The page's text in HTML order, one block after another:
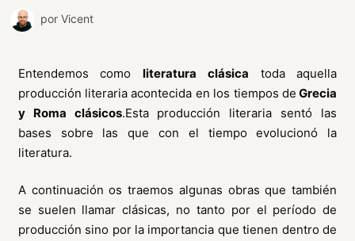
por Vicent
Entendemos comoliteratura clásica toda aquella
producción literaria acontecida en los tiempos de Grecia
y Roma clásicos.Esta producción literaria sentó las
bases sobre las que con el tiempo evolucionó la
literatura.
A continuación os traemos algunas obras que también
se suelen llamar clásicas, no tanto por el período de
producción sino por la importancia que tienen dentro de